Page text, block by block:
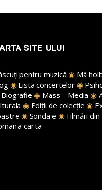
SITE-ULUI
pentru muzică ◉ Mă
◉ Lista concertelor ◉
Biografie ◉ Mass – Media ◉
◉ Ediții de colecție ◉
◉ Sondaje ◉ Filmări
canta